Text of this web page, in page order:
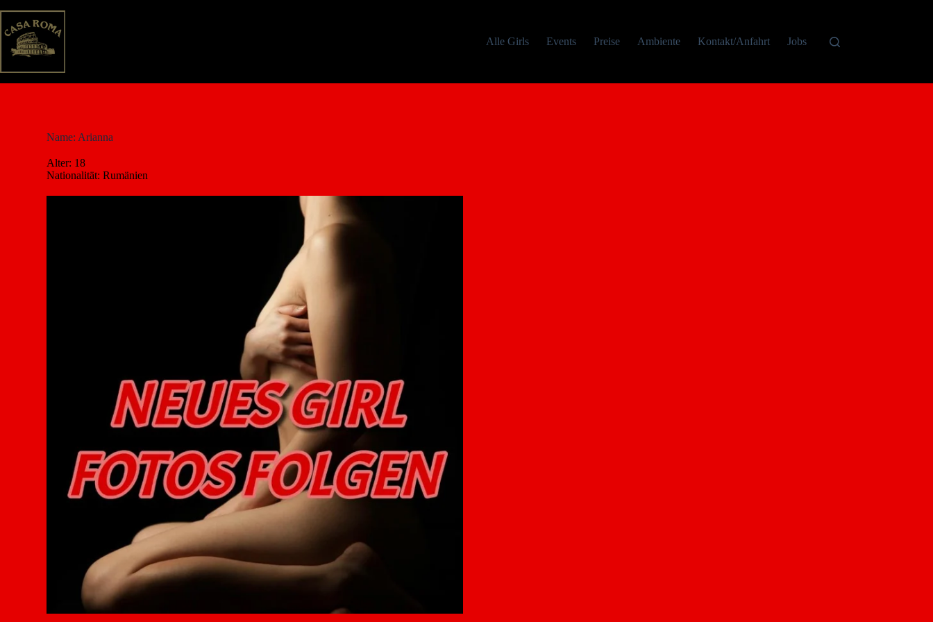
Alle Girls Events Preise Ambiente Kontakt/Anfahrt Jobs
Name: Arianna
Alter: 18
Nationalität: Rumänien